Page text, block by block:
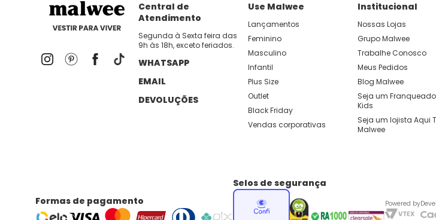
Central de
Atendimento
Segunda à Sexta feira das
9h às 18h, exceto feriados.
WHATSAPP
EMAIL
DEVOLUÇÕES
Use Malwee
Lançamentos
Feminino
Masculino
Infantil
Plus Size
Outlet
Black Friday
Vendas corporativas
Institucional
Nossas Lojas
Grupo Malwee
Trabalhe Conosco
Meus Pedidos
Blog Malwee
Seja um
Kids
Seja um lojista Aqui
Malwee
Formas de pagamento
Selos de segurança
Powered by